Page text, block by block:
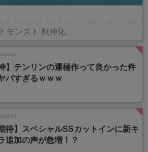
モンスト 獣神化
08/06
神】テンリンの運極作って良かった件
バすぎるｗｗｗ
08/05
期待】スペシャルSSカットインに新キ
追加の声が急増！？